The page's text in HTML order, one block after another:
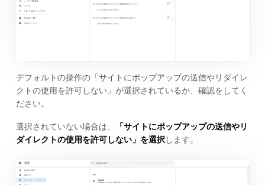
デフォルトの操作の「サイトにポップアップの送信やリダイレ
クトの使用を許可しない」が選択されているか、確認をしてく
ださい。
選択されていない場合は、
「サイトにポップアップの送信やリ
ダイレクトの使用を許可しない」を選択 します。